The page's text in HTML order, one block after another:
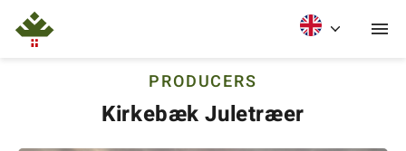
PRODUCERS
Kirkebæk Juletræer